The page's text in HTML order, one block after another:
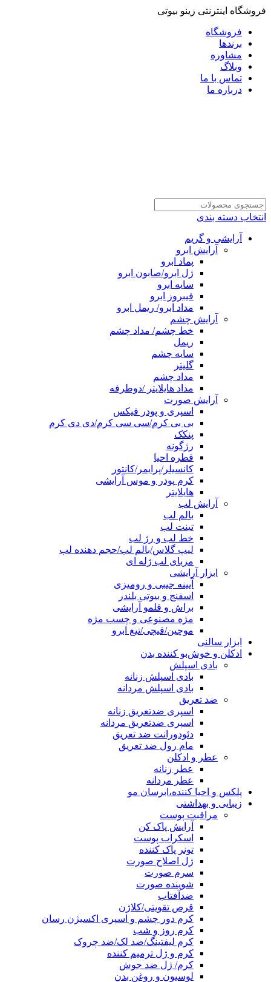
فروشگاه اینترنتی زینو بیوتی
فروشگاه
برندها
مشاوره
وبلاگ
تماس با ما
درباره ما
انتخاب دسته بندی
آرایشی و گریم
آرایش ابرو
پماد ابرو
ژل ابرو/صابون ابرو
سایه ابرو
فیبروز ابرو
مداد ابرو/ ریمل ابرو
آرایش چشم
خط چشم/ مداد چشم
ریمل
سایه چشم
گلیتر
مداد چشم
مداد هایلایتر /دوطرفه
آرایش صورت
اسپری و پودر فیکس
بی بی کرم/سی سی کرم/دی دی کرم
پنکک
رژگونه
قطره احیا
کانسیلر/پرایمر/کانتور
کرم پودر و موس آرایشی
هایلایتر
آرایش لب
بالم لب
تینت لب
خط لب و رژ لب
لیپ گلاس/بالم لب/حجم دهنده لب
مربای لب ژله ای
ابزار آرایشی
آیینه جیبی و رومیزی
اسفنج و بیوتی بلندر
براش و قلمو آرایشی
مژه مصنوعی و چسب مژه
موچین/قیچی/تیغ ابرو
ابزار سالنی
ادکلن و خوش‌بو کننده بدن
بادی اسپلش
بادی اسپلش زنانه
بادی اسپلش مردانه
ضد تعریق
اسپری ضدتعریق زنانه
اسپری ضدتعریق مردانه
دئودورانت ضد تعریق
مام رول ضد تعریق
عطر و ادکلن
عطر زنانه
عطر مردانه
پلکس و احیا کننده،ابرسان مو
زیبایی و بهداشتی
مراقبت پوست
آرایش پاک کن
اسکراب پوست
تونر پاک کننده
ژل اصلاح صورت
سرم صورت
شوینده صورت
ضدآفتاب
قرص تقویتی/کلاژن
کرم دور چشم و اسپری اکسیژن رسان
کرم روز و شب
کرم لیفتینگ/ضد لک/ضد چروک
کرم و ژل ترمیم کننده
کرم/ ژل ضد جوش
لوسیون و روغن بدن